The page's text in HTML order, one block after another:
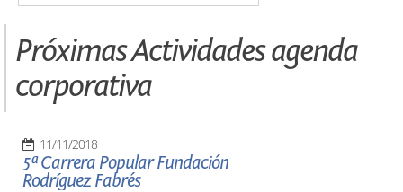
Próximas Actividades agenda
corporativa
11/11/2018
5ª Carrera Popular Fundación
Rodríguez Fabrés